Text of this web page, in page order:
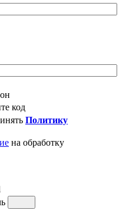
код
Политику
на обработку